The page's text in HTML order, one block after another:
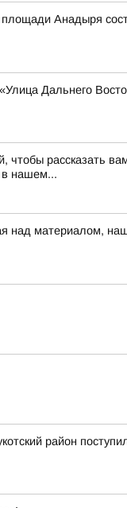
Анадыря
Дальнего
чтобы рассказать
в нашем...
над материалом,
район